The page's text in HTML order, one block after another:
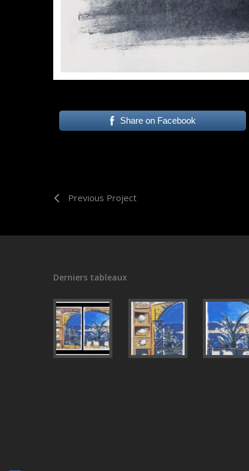
Share on Facebook
Previous Project
Derniers tableaux